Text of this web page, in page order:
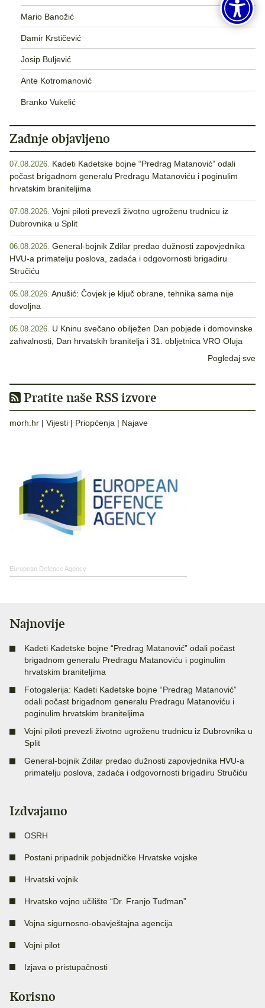
Mario Banožić
Damir Krstičević
Josip Buljević
Ante Kotromanović
Branko Vukelić
Zadnje objavljeno
07.08.2026. Kadeti Kadetske bojne “Predrag Matanović” odali
počast brigadnom generalu Predragu Matanoviću i poginulim
hrvatskim braniteljima
07.08.2026. Vojni piloti prevezli životno ugroženu trudnicu iz
Dubrovnika u Split
06.08.2026. General-bojnik Zdilar predao dužnosti zapovjednika
HVU-a primatelju poslova, zadaća i odgovornosti brigadiru
Stručiću
05.08.2026. Anušić: Čovjek je ključ obrane, tehnika sama nije
dovoljna
05.08.2026. U Kninu svečano obilježen Dan pobjede i domovinske
zahvalnosti, Dan hrvatskih branitelja i 31. obljetnica VRO Oluja
Pogledaj sve
Pratite naše RSS izvore
morh.hr | Vijesti | Priopćenja | Najave
European Defence Agency
Najnovije
Kadeti Kadetske bojne “Predrag Matanović” odali počast
brigadnom generalu Predragu Matanoviću i poginulim
hrvatskim braniteljima
Fotogalerija: Kadeti Kadetske bojne “Predrag Matanović”
odali počast brigadnom generalu Predragu Matanoviću i
poginulim hrvatskim braniteljima
Vojni piloti prevezli životno ugroženu trudnicu iz Dubrovnika u
Split
General-bojnik Zdilar predao dužnosti zapovjednika HVU-a
primatelju poslova, zadaća i odgovornosti brigadiru Stručiću
Izdvajamo
OSRH
Postani pripadnik pobjedničke Hrvatske vojske
Hrvatski vojnik
Hrvatsko vojno učilište “Dr. Franjo Tuđman”
Vojna sigurnosno-obavještajna agencija
Vojni pilot
Izjava o pristupačnosti
Korisno